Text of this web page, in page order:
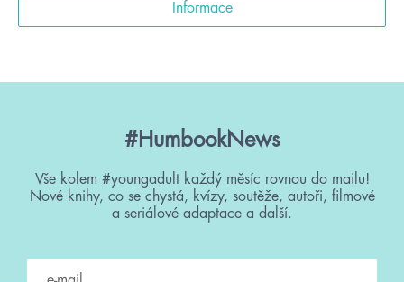
Informace
#HumbookNews
Vše kolem #youngadult každý měsíc rovnou do mailu!
Nové knihy, co se chystá, kvízy, soutěže, autoři, filmové
a seriálové adaptace a další.